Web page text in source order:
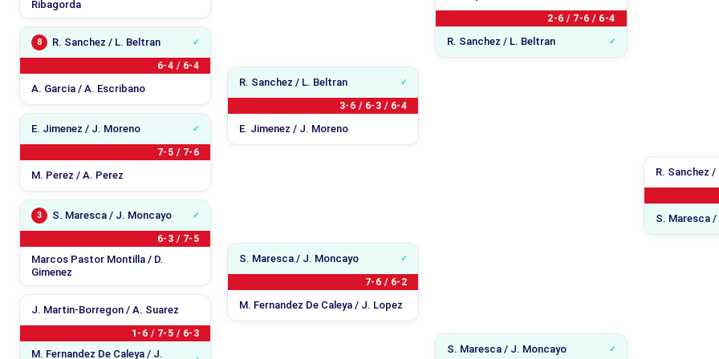
Ribagorda
8 R. Sanchez / L. Beltran
6-4 / 6-4
A. Garcia / A. Escribano
E. Jimenez / J. Moreno
7-5 / 7-6
M. Perez / A. Perez
3 S. Maresca / J. Moncayo
6-3 / 7-5
Marcos Pastor Montilla / D.
Gimenez
J. Martin-Borregon / A. Suarez
1-6 / 7-5 / 6-3
M. Fernandez De Caleya / J.
R. Sanchez / L. Beltran
3-6 / 6-3 / 6-4
E. Jimenez / J. Moreno
S. Maresca / J. Moncayo
7-6 / 6-2
M. Fernandez De Caleya / J. Lopez
2-6 / 7-6 / 6-4
R. Sanchez / L. Beltran
S. Maresca / J. Moncayo
R. Sanchez /
S. Maresca